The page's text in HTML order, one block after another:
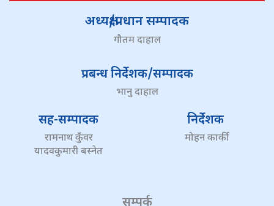
अध्यक्ष/प्रधान सम्पादक
गौतम दाहाल
प्रबन्ध निर्देशक/सम्पादक
भानु दाहाल
सह-सम्पादक
रामनाथ कुँवर
यादवकुमारी बस्नेत
निर्देशक
मोहन कार्की